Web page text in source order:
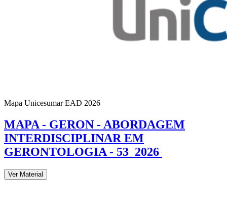
Mapa Unicesumar EAD 2026
MAPA - GERON - ABORDAGEM
INTERDISCIPLINAR EM
GERONTOLOGIA - 53_2026
Ver Material